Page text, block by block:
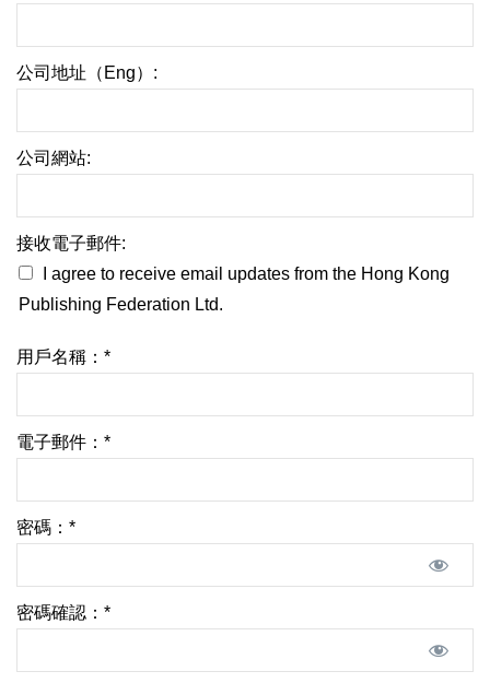
公司地址（Eng）:
公司網站:
接收電子郵件:
I agree to receive email updates from the Hong Kong
Publishing Federation Ltd.
用戶名稱：*
電子郵件：*
密碼：*
密碼確認：*